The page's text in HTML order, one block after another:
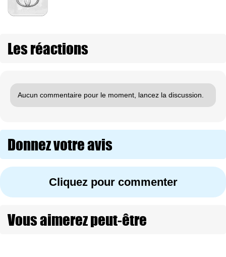
Les réactions
Aucun commentaire pour le moment, lancez la discussion.
Donnez votre avis
Cliquez pour commenter
Vous aimerez peut-être